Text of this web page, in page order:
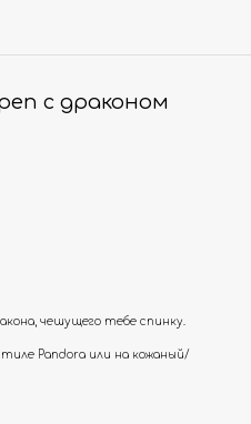
с драконом
чешущего тебе спинку.
Pandora или на кожаный/